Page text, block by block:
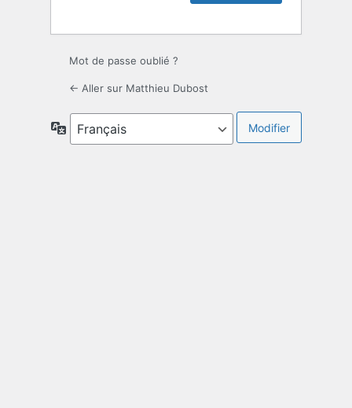
Mot de passe oublié ?
← Aller sur Matthieu Dubost
Langue